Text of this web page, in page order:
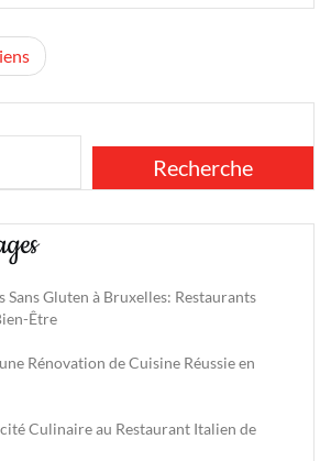
Recherche
Sans Gluten à Bruxelles: Restaurants
Être
Rénovation de Cuisine Réussie en
Culinaire au Restaurant Italien de